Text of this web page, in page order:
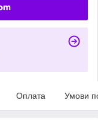
Оплата Умови